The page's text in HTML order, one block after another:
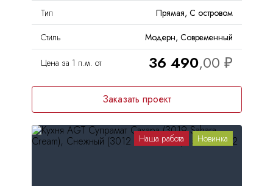
Тип
Прямая, С островом
Стиль
Модерн, Современный
Цена за 1 п.м. от 36 490
Заказать проект
Наша работа Новинка